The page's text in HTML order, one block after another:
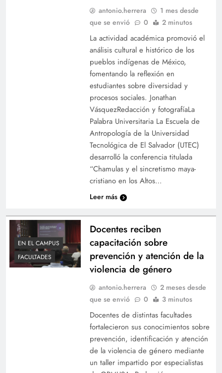
antonio.herrera
1 mes desde
que se envió
0 2 minutos
La actividad académica promovió el
análisis cultural e histórico de los
pueblos indígenas de México,
fomentando la reflexión en
estudiantes sobre diversidad y
procesos sociales. Jonathan
VásquezRedacción y fotografíaLa
Palabra Universitaria La Escuela de
Antropología de la Universidad
Tecnológica de El Salvador (UTEC)
desarrolló la conferencia titulada
“Chamulas y el sincretismo maya-
cristiano en los Altos…
Leer más
EN EL CAMPUS
FACULTADES
Docentes reciben
capacitación sobre
prevención y atención de la
violencia de género
antonio.herrera
2 meses desde
que se envió
0 3 minutos
Docentes de distintas facultades
fortalecieron sus conocimientos sobre
prevención, identificación y atención
de la violencia de género mediante
un taller impartido por especialistas